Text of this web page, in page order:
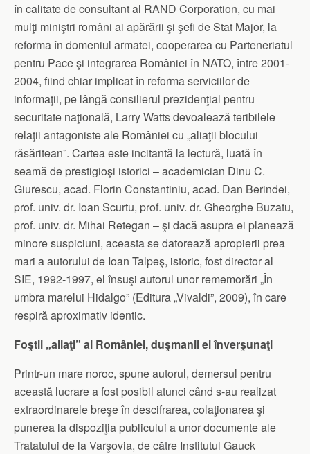
în calitate de consultant al RAND Corporation, cu mai
mulţi miniştri români ai apărării şi şefi de Stat Major, la
reforma în domeniul armatei, cooperarea cu Parteneriatul
pentru Pace şi integrarea României în NATO, între 2001-
2004, fiind chiar implicat în reforma serviciilor de
informaţii, pe lângă consilierul prezidenţial pentru
securitate naţională, Larry Watts devoalează teribilele
relaţii antagoniste ale României cu „aliaţii blocului
răsăritean”. Cartea este incitantă la lectură, luată în
seamă de prestigioşi istorici – academician Dinu C.
Giurescu, acad. Florin Constantiniu, acad. Dan Berindei,
prof. univ. dr. Ioan Scurtu, prof. univ. dr. Gheorghe Buzatu,
prof. univ. dr. Mihai Retegan – şi dacă asupra ei planează
minore suspiciuni, aceasta se datorează apropierii prea
mari a autorului de Ioan Talpeş, istoric, fost director al
SIE, 1992-1997, el însuşi autorul unor rememorări „În
umbra marelui Hidalgo” (Editura „Vivaldi”, 2009), în care
respiră aproximativ identic.
Foştii „aliaţi” ai României, duşmanii ei înverşunaţi
Printr-un mare noroc, spune autorul, demersul pentru
această lucrare a fost posibil atunci când s-au realizat
extraordinarele breşe în descifrarea, colaţionarea şi
punerea la dispoziţia publicului a unor documente ale
Tratatului de la Varşovia, de către Institutul Gauck